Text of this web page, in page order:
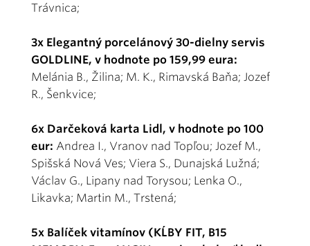
Trávnica;
3x Elegantný porcelánový 30-dielny servis
GOLDLINE, v hodnote po 159,99 eura:
Melánia B., Žilina; M. K., Rimavská Baňa; Jozef
R., Šenkvice;
6x Darčeková karta Lidl, v hodnote po 100
eur: Andrea I., Vranov nad Topľou; Jozef M.,
Spišská Nová Ves; Viera S., Dunajská Lužná;
Václav G., Lipany nad Torysou; Lenka O.,
Likavka; Martin M., Trstená;
5x Balíček vitamínov (KĹBY FIT, B15